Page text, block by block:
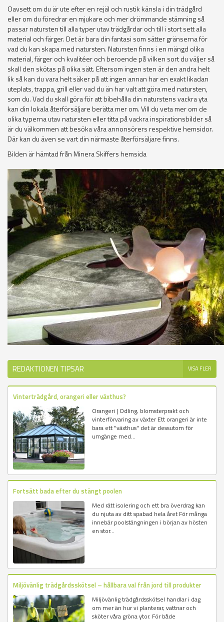
Oavsett om du är ute efter en rejäl och rustik känsla i din trädgård
eller om du föredrar en mjukare och mer drömmande stämning så
passar natursten till alla typer utav trädgårdar och till i stort sett alla
material och färger. Det är bara din fantasi som sätter gränserna för
vad du kan skapa med natursten. Natursten finns i en mängd olika
material, färger och kvalitéer och beroende på vilken sort du väljer så
skall den skötas på olika sätt. Eftersom ingen sten är den andra helt
lik så kan du vara helt säker på att ingen annan har en exakt likadan
uteplats, trappa, grill eller vad du än har valt att göra med natursten,
som du. Vad du skall göra för att bibehålla din naturstens vackra yta
kan din lokala återförsäljare berätta mer om. Vill du veta mer om de
olika typerna utav natursten eller titta på vackra inspirationsbilder så
är du välkommen att besöka våra annonsörers respektive hemsidor.
Där kan du även se vart din närmaste återförsäljare finns.
Bilden är hämtad från Minera Skiffers hemsida
REDAKTIONEN TIPSAR VISA FLER
Vinterträdgård, orangeri eller växthus?
Orangeri | Odling, blomsterprakt och
vinterförvaring av växter Ett orangeri är inte
bara ett "växthus" det är dessutom för
umgänge med...
Fortsätt bada efter du stängt poolen
Med rätt isolering och ett bra överdrag kan
du njuta av ditt spabad hela året För många
innebär poolstängningen i början av hösten
en stor...
Miljövänlig trädgårdsskötsel – hållbara val från jord till produkter
Miljövänlig trädgårdsskötsel handlar i dag
om mer än hur vi planterar, vattnar och
sköter våra gröna ytor. För både